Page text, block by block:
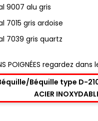
9007 alu gris
7015 gris ardoise
7039 gris quartz
POIGNÉES regardez dans
Béquille type D-
ACIER